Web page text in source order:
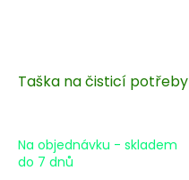
Taška na čisticí potřeby
Na objednávku - skladem
do 7 dnů